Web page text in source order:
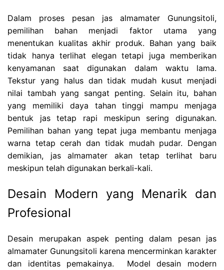
Dalam proses pesan jas almamater Gunungsitoli,
pemilihan bahan menjadi faktor utama yang
menentukan kualitas akhir produk. Bahan yang baik
tidak hanya terlihat elegan tetapi juga memberikan
kenyamanan saat digunakan dalam waktu lama.
Tekstur yang halus dan tidak mudah kusut menjadi
nilai tambah yang sangat penting. Selain itu, bahan
yang memiliki daya tahan tinggi mampu menjaga
bentuk jas tetap rapi meskipun sering digunakan.
Pemilihan bahan yang tepat juga membantu menjaga
warna tetap cerah dan tidak mudah pudar. Dengan
demikian, jas almamater akan tetap terlihat baru
meskipun telah digunakan berkali-kali.
Desain Modern yang Menarik dan
Profesional
Desain merupakan aspek penting dalam pesan jas
almamater Gunungsitoli karena mencerminkan karakter
dan identitas pemakainya. Model desain modern